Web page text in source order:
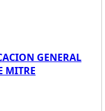
GENERAL
MITRE